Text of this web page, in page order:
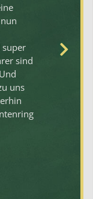
sind
uns